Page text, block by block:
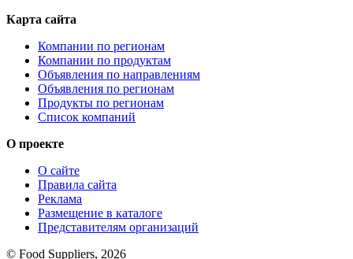
Карта сайта
Компании по регионам
Компании по продуктам
Объявления по направлениям
Объявления по регионам
Продукты по регионам
Список компаний
О проекте
О сайте
Правила сайта
Реклама
Размещение в каталоге
Представителям организаций
© Food Suppliers, 2026